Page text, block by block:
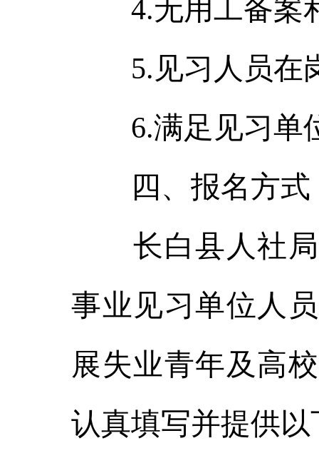
4.无用工备案和
5.见习人员在岗
6.满足见习单位
四、报名方式
长白县人社局
事业见习单位人
展失业青年及高
认真填写并提供